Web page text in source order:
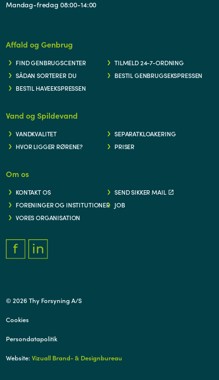
Mandag-fredag 08:00-14:00
Affald og Genbrug
FIND GENBRUGSCENTER
TILMELD 24-7-ORDNING
SÅDAN SORTERER DU
BESTIL GENBRUGSEKSPRESSEN
BESTIL HAVEEKSPRESSEN
Vand og Spildevand
VANDKVALITET
SEPARATKLOAKERING
HVOR LIGGER RØRENE?
PRISER
Om os
KONTAKT OS
SEND SIKKER MAIL
FORENINGER OG INSTITUTIONER JOB
VORES ORGANISATION
© 2026 Thy Forsyning A/S
Cookies
Persondatapolitik
Website: Vizuall Brand- & Designbureau